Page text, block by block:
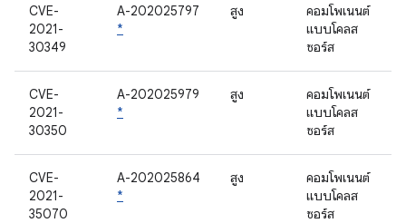
CVE-
2021-
30349
A-202025797
*
สูง
คอมโพเนนต์
แบบโคลส
ซอร์ส
CVE-
2021-
30350
A-202025979
*
สูง
คอมโพเนนต์
แบบโคลส
ซอร์ส
CVE-
2021-
35070
A-202025864
*
สูง
คอมโพเนนต์
แบบโคลส
ซอร์ส